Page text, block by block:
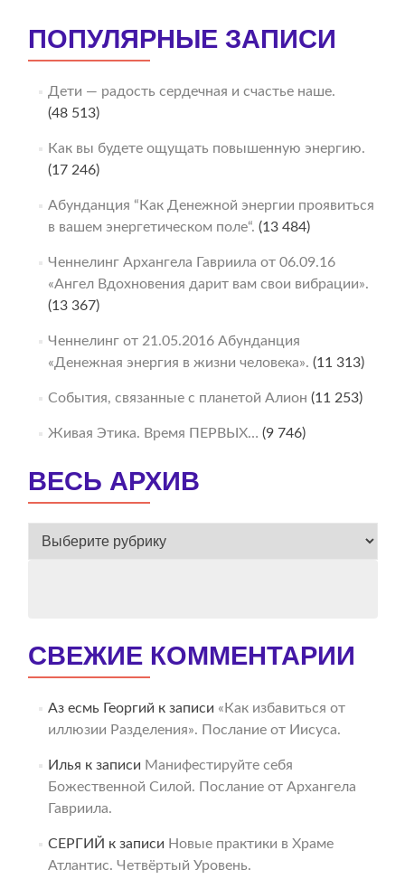
ПОПУЛЯРНЫЕ ЗАПИСИ
Дети — радость сердечная и счастье наше.
(48 513)
Как вы будете ощущать повышенную энергию.
(17 246)
Абунданция “Как Денежной энергии проявиться
в вашем энергетическом поле“. (13 484)
Ченнелинг Архангела Гавриила от 06.09.16
«Ангел Вдохновения дарит вам свои вибрации».
(13 367)
Ченнелинг от 21.05.2016 Абунданция
«Денежная энергия в жизни человека». (11 313)
События, связанные с планетой Алион (11 253)
Живая Этика. Время ПЕРВЫХ… (9 746)
ВЕСЬ АРХИВ
ВЕСЬ
СВЕЖИЕ КОММЕНТАРИИ
Аз есмь Георгий к записи «Как избавиться от
иллюзии Разделения». Послание от Иисуса.
Илья к записи Манифестируйте себя
Божественной Силой. Послание от Архангела
Гавриила.
СЕРГИЙ к записи Новые практики в Храме
Атлантис. Четвёртый Уровень.